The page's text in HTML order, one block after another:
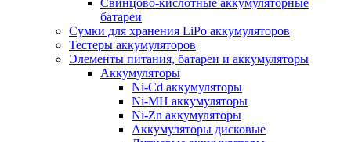
Свинцово-кислотные аккумуляторные
батареи
Сумки для хранения LiPo аккумуляторов
Тестеры аккумуляторов
Элементы питания, батареи и аккумуляторы
Аккумуляторы
Ni-Cd аккумуляторы
Ni-MH аккумуляторы
Ni-Zn аккумуляторы
Аккумуляторы дисковые